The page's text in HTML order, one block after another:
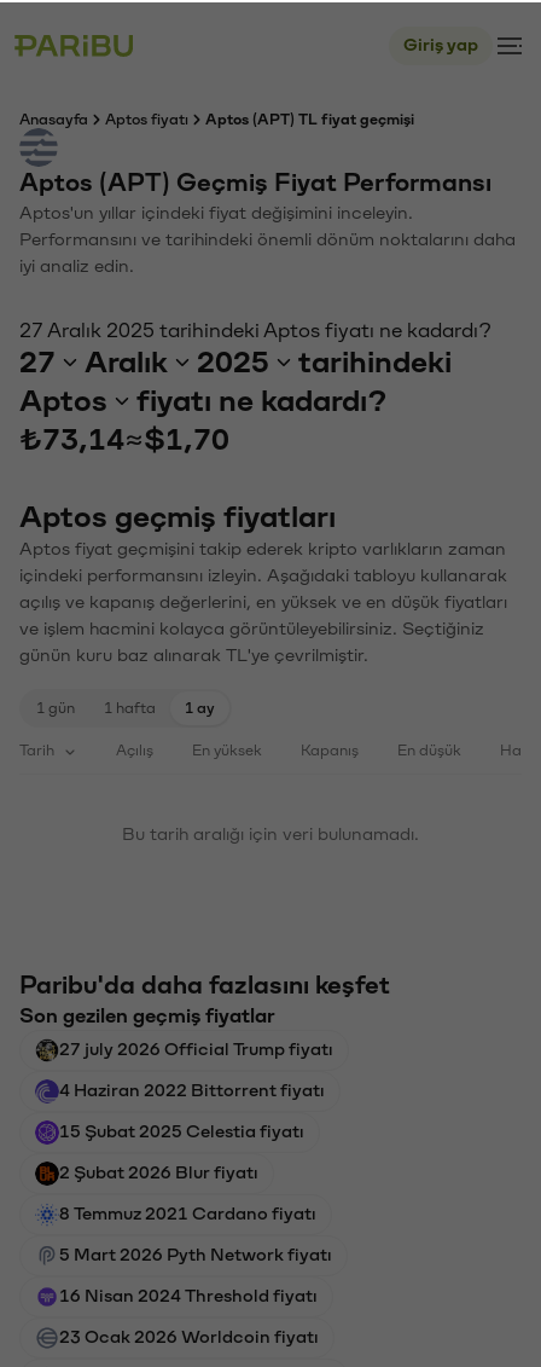
Giriş yap
Anasayfa Aptos fiyatı Aptos (APT) TL fiyat geçmişi
Aptos (APT) Geçmiş Fiyat Performansı
Aptos'un yıllar içindeki fiyat değişimini inceleyin.
Performansını ve tarihindeki önemli dönüm noktalarını daha
iyi analiz edin.
27 Aralık 2025 tarihindeki Aptos fiyatı ne kadardı?
27 Aralık 2025
tarihindeki
Aptos
fiyatı ne kadardı?
₺73,14≈$1,70
Aptos geçmiş fiyatları
Aptos fiyat geçmişini takip ederek kripto varlıkların zaman
içindeki performansını izleyin. Aşağıdaki tabloyu kullanarak
açılış ve kapanış değerlerini, en yüksek ve en düşük fiyatları
ve işlem hacmini kolayca görüntüleyebilirsiniz. Seçtiğiniz
günün kuru baz alınarak TL'ye çevrilmiştir.
1 gün 1 hafta 1 ay
Tarih Açılış En yüksek Kapanış En düşük
Bu tarih aralığı için veri bulunamadı.
Paribu'da daha fazlasını keşfet
Son gezilen geçmiş fiyatlar
27 july 2026 Official Trump fiyatı
4 Haziran 2022 Bittorrent fiyatı
15 Şubat 2025 Celestia fiyatı
2 Şubat 2026 Blur fiyatı
8 Temmuz 2021 Cardano fiyatı
5 Mart 2026 Pyth Network fiyatı
16 Nisan 2024 Threshold fiyatı
23 Ocak 2026 Worldcoin fiyatı